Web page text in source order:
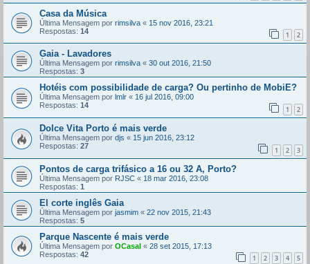
Casa da Música
Última Mensagem por rimsilva « 15 nov 2016, 23:21
Respostas: 14 1 2
Gaia - Lavadores
Última Mensagem por rimsilva « 30 out 2016, 21:50
Respostas: 3
Hotéis com possibilidade de carga? Ou pertinho de MobiE?
Última Mensagem por lmlr « 16 jul 2016, 09:00
Respostas: 14 1 2
Dolce Vita Porto é mais verde
Última Mensagem por djs « 15 jun 2016, 23:12
Respostas: 27 1 2 3
Pontos de carga trifásico a 16 ou 32 A, Porto?
Última Mensagem por RJSC « 18 mar 2016, 23:08
Respostas: 1
El corte inglês Gaia
Última Mensagem por jasmim « 22 nov 2015, 21:43
Respostas: 5
Parque Nascente é mais verde
Última Mensagem por OCasal « 28 set 2015, 17:13
Respostas: 42 1 2 3 4 5